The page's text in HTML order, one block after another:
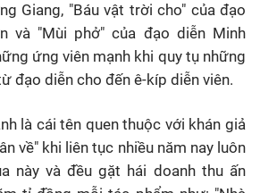
Giang, "Báu vật trời cho" của đạo
và "Mùi phở" của đạo diễn Minh
ứng viên mạnh khi quy tụ những
đạo diễn cho đến ê-kíp diễn viên.
là cái tên quen thuộc với khán giả
về" khi liên tục nhiều năm nay luôn
này và đều gặt hái doanh thu ấn